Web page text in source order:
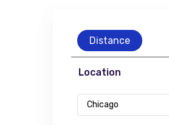
Distance
Location
Chicago